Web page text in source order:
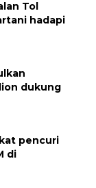
Tol
hadapi
dukung
pencuri
di